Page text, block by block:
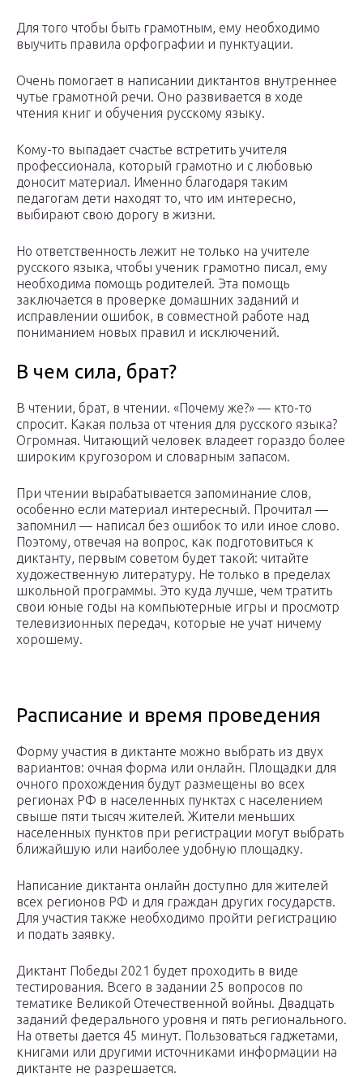
Для того чтобы быть грамотным, ему необходимо
выучить правила орфографии и пунктуации.
Очень помогает в написании диктантов внутреннее
чутье грамотной речи. Оно развивается в ходе
чтения книг и обучения русскому языку.
Кому-то выпадает счастье встретить учителя
профессионала, который грамотно и с любовью
доносит материал. Именно благодаря таким
педагогам дети находят то, что им интересно,
выбирают свою дорогу в жизни.
Но ответственность лежит не только на учителе
русского языка, чтобы ученик грамотно писал, ему
необходима помощь родителей. Эта помощь
заключается в проверке домашних заданий и
исправлении ошибок, в совместной работе над
пониманием новых правил и исключений.
В чем сила, брат?
В чтении, брат, в чтении. «Почему же?» — кто-то
спросит. Какая польза от чтения для русского языка?
Огромная. Читающий человек владеет гораздо более
широким кругозором и словарным запасом.
При чтении вырабатывается запоминание слов,
особенно если материал интересный. Прочитал —
запомнил — написал без ошибок то или иное слово.
Поэтому, отвечая на вопрос, как подготовиться к
диктанту, первым советом будет такой: читайте
художественную литературу. Не только в пределах
школьной программы. Это куда лучше, чем тратить
свои юные годы на компьютерные игры и просмотр
телевизионных передач, которые не учат ничему
хорошему.
Расписание и время проведения
Форму участия в диктанте можно выбрать из двух
вариантов: очная форма или онлайн. Площадки для
очного прохождения будут размещены во всех
регионах РФ в населенных пунктах с населением
свыше пяти тысяч жителей. Жители меньших
населенных пунктов при регистрации могут выбрать
ближайшую или наиболее удобную площадку.
Написание диктанта онлайн доступно для жителей
всех регионов РФ и для граждан других государств.
Для участия также необходимо пройти регистрацию
и подать заявку.
Диктант Победы 2021 будет проходить в виде
тестирования. Всего в задании 25 вопросов по
тематике Великой Отечественной войны. Двадцать
заданий федерального уровня и пять регионального.
На ответы дается 45 минут. Пользоваться гаджетами,
книгами или другими источниками информации на
диктанте не разрешается.